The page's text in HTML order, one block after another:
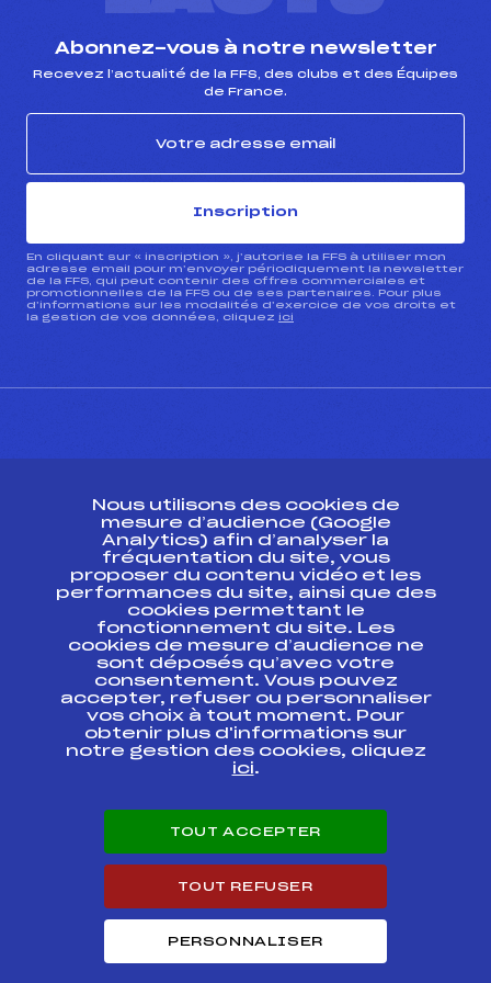
Abonnez-vous à notre newsletter
Recevez l’actualité de la FFS, des clubs et des Équipes
de France.
Inscription
En cliquant sur « inscription », j’autorise la FFS à utiliser mon
adresse email pour m’envoyer périodiquement la newsletter
de la FFS, qui peut contenir des offres commerciales et
promotionnelles de la FFS ou de ses partenaires. Pour plus
d’informations sur les modalités d’exercice de vos droits et
la gestion de vos données, cliquez ici
Ressources
Pass’Neige
Projet sportif fédéral
Projet de performance fédéral
Antidopage
Pôle Développement, Formation, Suivi
Scientifique
Listes ministérielles
Pôle vie de l’athlète
Enseignement professionnel
Carrières
Nous utilisons des cookies de
mesure d’audience (Google
Analytics) afin d’analyser la
fréquentation du site, vous
proposer du contenu vidéo et les
performances du site, ainsi que des
cookies permettant le
fonctionnement du site. Les
cookies de mesure d’audience ne
sont déposés qu’avec votre
consentement. Vous pouvez
accepter, refuser ou personnaliser
vos choix à tout moment. Pour
obtenir plus d'informations sur
notre gestion des cookies, cliquez
ici.
TOUT ACCEPTER
TOUT REFUSER
PERSONNALISER